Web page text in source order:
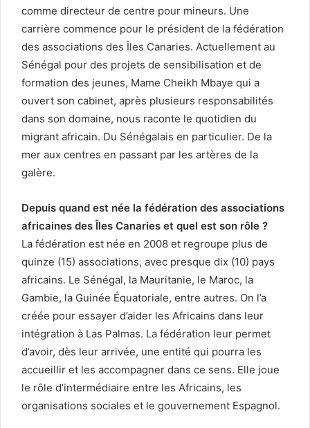
comme directeur de centre pour mineurs. Une
carrière commence pour le président de la fédération
des associations des Îles Canaries. Actuellement au
Sénégal pour des projets de sensibilisation et de
formation des jeunes, Mame Cheikh Mbaye qui a
ouvert son cabinet, après plusieurs responsabilités
dans son domaine, nous raconte le quotidien du
migrant africain. Du Sénégalais en particulier. De la
mer aux centres en passant par les artères de la
galère.
Depuis quand est née la fédération des associations
africaines des Îles Canaries et quel est son rôle ?
La fédération est née en 2008 et regroupe plus de
quinze (15) associations, avec presque dix (10) pays
africains. Le Sénégal, la Mauritanie, le Maroc, la
Gambie, la Guinée Équatoriale, entre autres. On l’a
créée pour essayer d’aider les Africains dans leur
intégration à Las Palmas. La fédération leur permet
d’avoir, dès leur arrivée, une entité qui pourra les
accueillir et les accompagner dans ce sens. Elle joue
le rôle d’intermédiaire entre les Africains, les
organisations sociales et le gouvernement Espagnol.